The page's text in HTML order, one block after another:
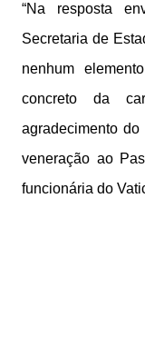
“Na resposta
Secretaria de
nenhum
concreto da
agradecimento
veneração ao
funcionária do